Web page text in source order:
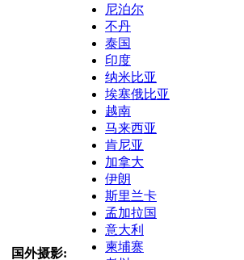
国外摄影:
尼泊尔
不丹
泰国
印度
纳米比亚
埃塞俄比亚
越南
马来西亚
肯尼亚
加拿大
伊朗
斯里兰卡
孟加拉国
意大利
柬埔寨